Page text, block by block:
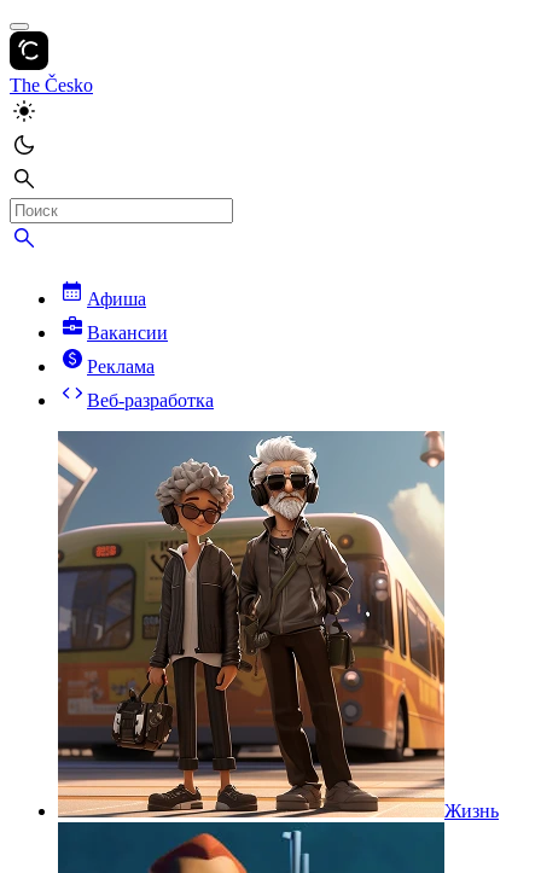
The Česko
Афиша
Вакансии
Реклама
Веб-разработка
Жизнь